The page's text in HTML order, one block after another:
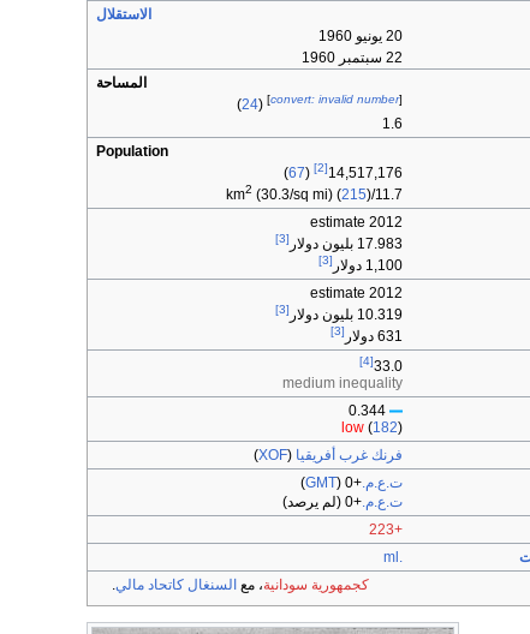
الاستقلال
20 يونيو 1960
22 سبتمبر 1960
المساحة
[
convert: invalid number
]
(
24
)
1.6
Population
14,517,176
[2]
(
67
)
11.7/km
2 (30.3/sq mi) (215)
2012 estimate
17.983 بليون دولار [3]
1,100 دولار [3]
2012 estimate
10.319 بليون دولار [3]
631 دولار [3]
33.0
[4]
medium inequality
0.344
low(182)
فرنك غرب أفريقيا (
XOF
)
ت.ع.م.+0
(
GMT
)
ت.ع.م.+0
(لم يرصد)
+223
.ml
كجمهورية سودانية، مع السنغال كاتحاد مالي.